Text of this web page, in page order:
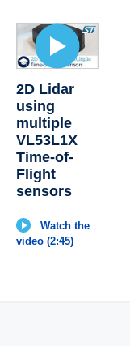
2D Lidar
using
multiple
VL53L1X
Time-of-
Flight
sensors
Watch the
video (2:45)